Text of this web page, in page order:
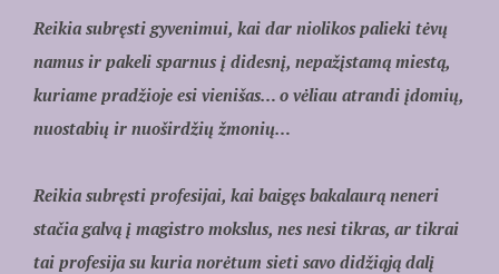
Reikia subręsti gyvenimui, kai dar niolikos palieki tėvų
namus ir pakeli sparnus į didesnį, nepažįstamą miestą,
kuriame pradžioje esi vienišas… o vėliau atrandi įdomių,
nuostabių ir nuoširdžių žmonių…
Reikia subręsti profesijai, kai baigęs bakalaurą neneri
stačia galvą į magistro mokslus, nes nesi tikras, ar tikrai
tai profesija su kuria norėtum sieti savo didžiąją dalį